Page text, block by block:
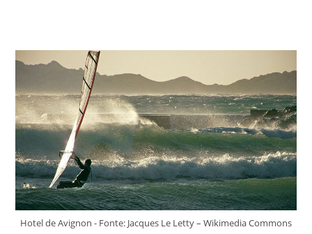
Hotel de Avignon - Fonte: Jacques Le Letty – Wikimedia Commons